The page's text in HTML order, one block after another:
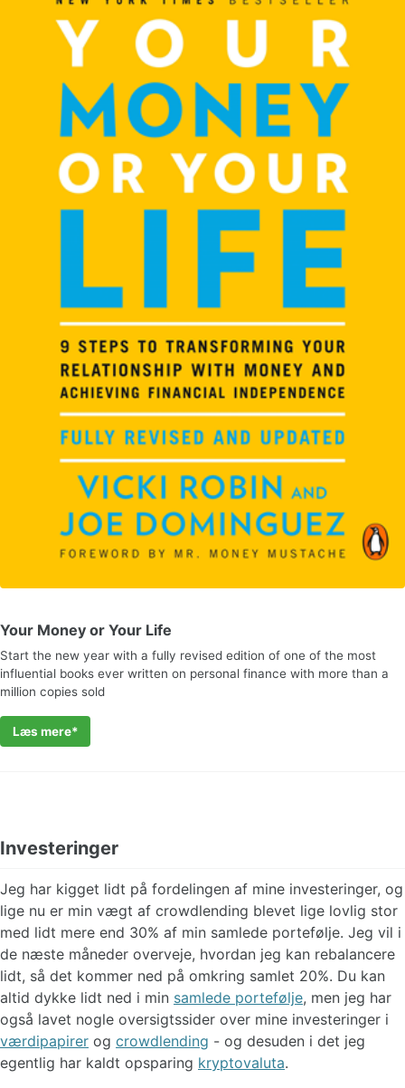
Your Money or Your Life
Start the new year with a fully revised edition of one of the most
influential books ever written on personal finance with more than a
million copies sold
Læs mere
Investeringer
Jeg har kigget lidt på fordelingen af mine investeringer, og
lige nu er min vægt af crowdlending blevet lige lovlig stor
med lidt mere end 30% af min samlede portefølje. Jeg vil i
de næste måneder overveje, hvordan jeg kan rebalancere
lidt, så det kommer ned på omkring samlet 20%. Du kan
altid dykke lidt ned i min samlede portefølje, men jeg har
også lavet nogle oversigtssider over mine investeringer i
værdipapirer og crowdlending - og desuden i det jeg
egentlig har kaldt opsparing kryptovaluta.